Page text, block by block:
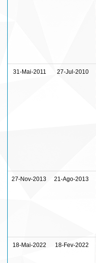
31-Mai-2011 27-Jul-2010
27-Nov-2013 21-Ago-2013
18-Mai-2022 18-Fev-2022